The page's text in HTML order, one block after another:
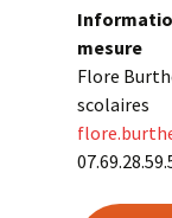
mesure
Flore
scolaires